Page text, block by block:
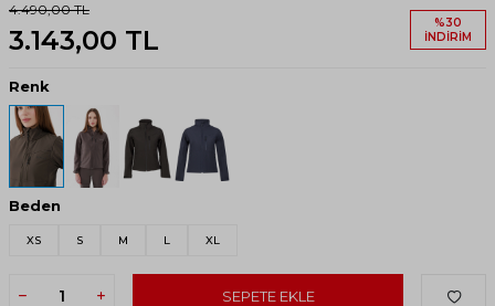
4.490,00TL
3.143,00 TL
%30
İNDIRIM
Renk
Beden
XS S M L XL
SEPETE EKLE